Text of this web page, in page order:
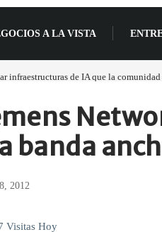
A LA VISTA
infraestructuras de IA que la
Nokia Siemens Networks…
banda
2012
Visitas Hoy